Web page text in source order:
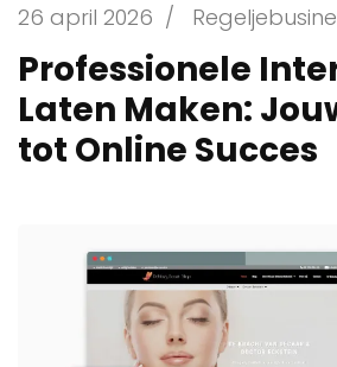
26 april 2026 /
Professionele
Laten Maken:
tot Online Succes